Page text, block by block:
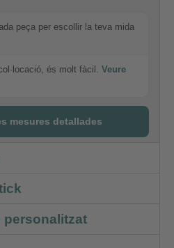
peça per escollir la teva mida
és molt fàcil. Veure
mesures detallades
personalitzat